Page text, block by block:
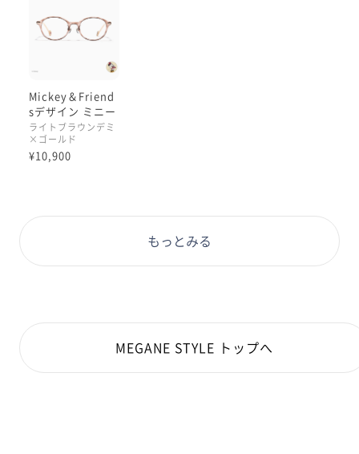
ライトブラウンデミ×ゴールド(283)
Mickey＆Friendsデザイン ミニーマウスモデル
Mickey＆Friend
sデザイン ミニー
マウスモデル
ライトブラウンデミ
×ゴールド
¥10,900
もっとみる
MEGANE STYLE トップへ